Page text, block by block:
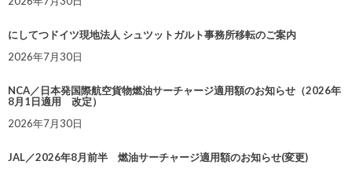
にしてつドイツ現地法人 シュツットガルト事務所移転のご案内
2026年7月30日
NCA／日本発国際航空貨物燃油サーチャージ適用額のお知らせ（2026年
8月1日適用 改定）
2026年7月30日
JAL／2026年8月前半 燃油サーチャージ適用額のお知らせ(変更)